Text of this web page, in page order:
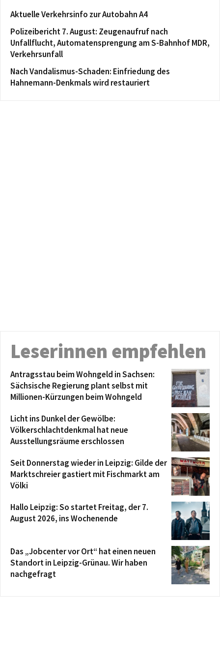
Aktuelle Verkehrsinfo zur Autobahn A4
Polizeibericht 7. August: Zeugenaufruf nach
Unfallflucht, Automatensprengung am S-Bahnhof MDR,
Verkehrsunfall
Nach Vandalismus-Schaden: Einfriedung des
Hahnemann-Denkmals wird restauriert
Leserinnen empfehlen
Antragsstau beim Wohngeld in Sachsen:
Sächsische Regierung plant selbst mit
Millionen-Kürzungen beim Wohngeld
Licht ins Dunkel der Gewölbe:
Völkerschlachtdenkmal hat neue
Ausstellungsräume erschlossen
Seit Donnerstag wieder in Leipzig: Gilde der
Marktschreier gastiert mit Fischmarkt am
Völki
Hallo Leipzig: So startet Freitag, der 7.
August 2026, ins Wochenende
Das „Jobcenter vor Ort“ hat einen neuen
Standort in Leipzig-Grünau. Wir haben
nachgefragt